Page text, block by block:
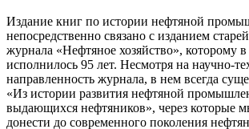
Издание книг по истории нефтяной
непосредственно связано с изданием
журнала «Нефтяное хозяйство», которому в
исполнилось 95 лет. Несмотря на научно-
направленность журнала, в нем всегда
«Из истории развития нефтяной
выдающихся нефтяников», через которые
донести до современного поколения